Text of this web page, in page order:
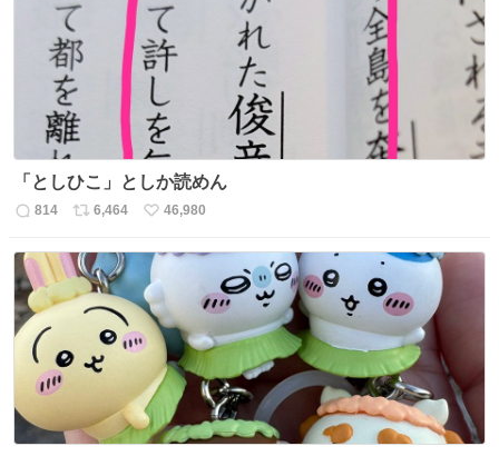
ト
数
数
「としひこ」としか読めん
返
数
814
リ
ス
ト
数
6,464
い
ね
数
46,980